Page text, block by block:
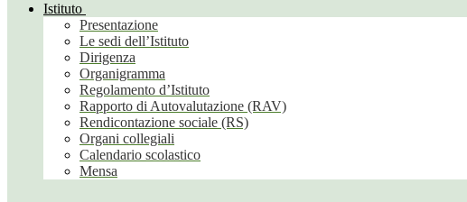
Istituto
Presentazione
Le sedi dell’Istituto
Dirigenza
Organigramma
Regolamento d’Istituto
Rapporto di Autovalutazione (RAV)
Rendicontazione sociale (RS)
Organi collegiali
Calendario scolastico
Mensa